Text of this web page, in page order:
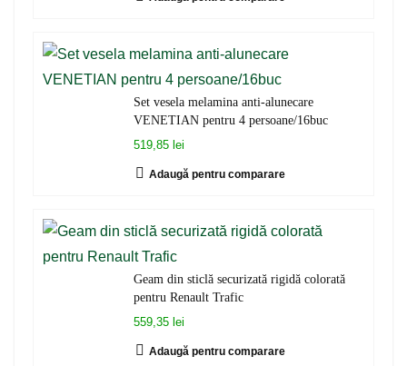
Set vesela melamina anti-alunecare
VENETIAN pentru 4 persoane/16buc
519,85 lei
Adaugă pentru comparare
Geam din sticlă securizată rigidă colorată
pentru Renault Trafic
559,35 lei
Adaugă pentru comparare